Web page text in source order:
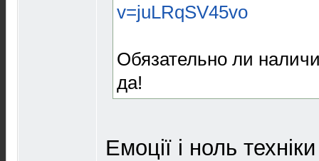
v=juLRqSV45vo
Обязательно ли
да!
Емоції і ноль техніки